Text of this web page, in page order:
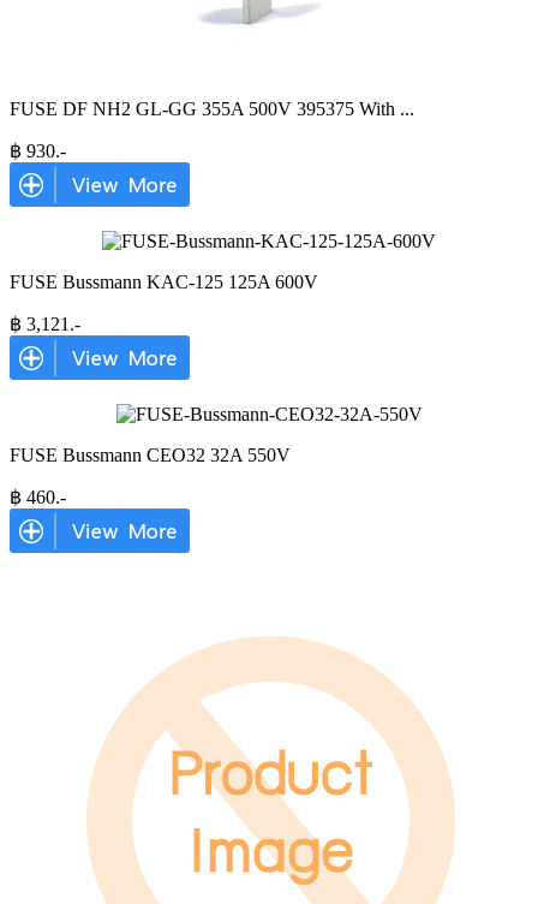
FUSE DF NH2 GL-GG 355A 500V 395375 With ...
฿ 930.-
FUSE Bussmann KAC-125 125A 600V
฿ 3,121 .-
FUSE Bussmann CEO32 32A 550V
฿ 460.-